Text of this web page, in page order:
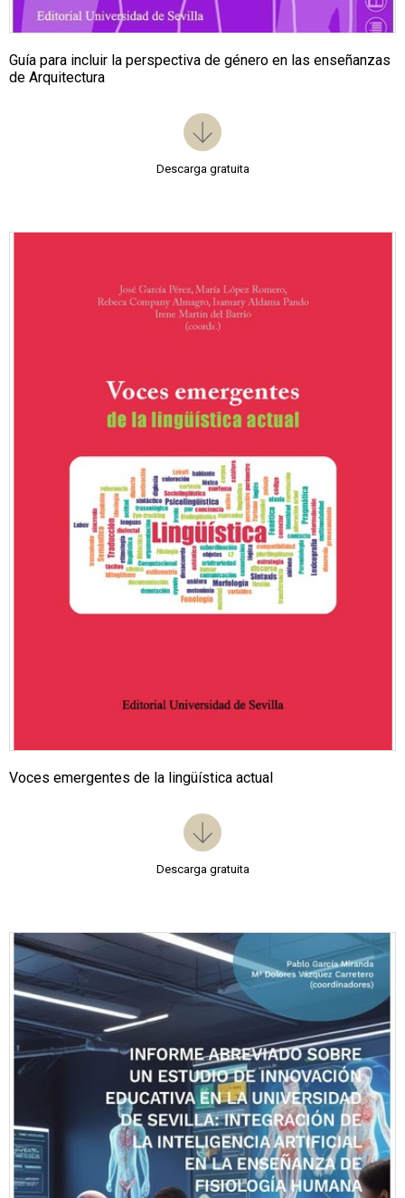
Guía para incluir la perspectiva de género en las enseñanzas
de Arquitectura
Descarga gratuita
Voces emergentes de la lingüística actual
Descarga gratuita